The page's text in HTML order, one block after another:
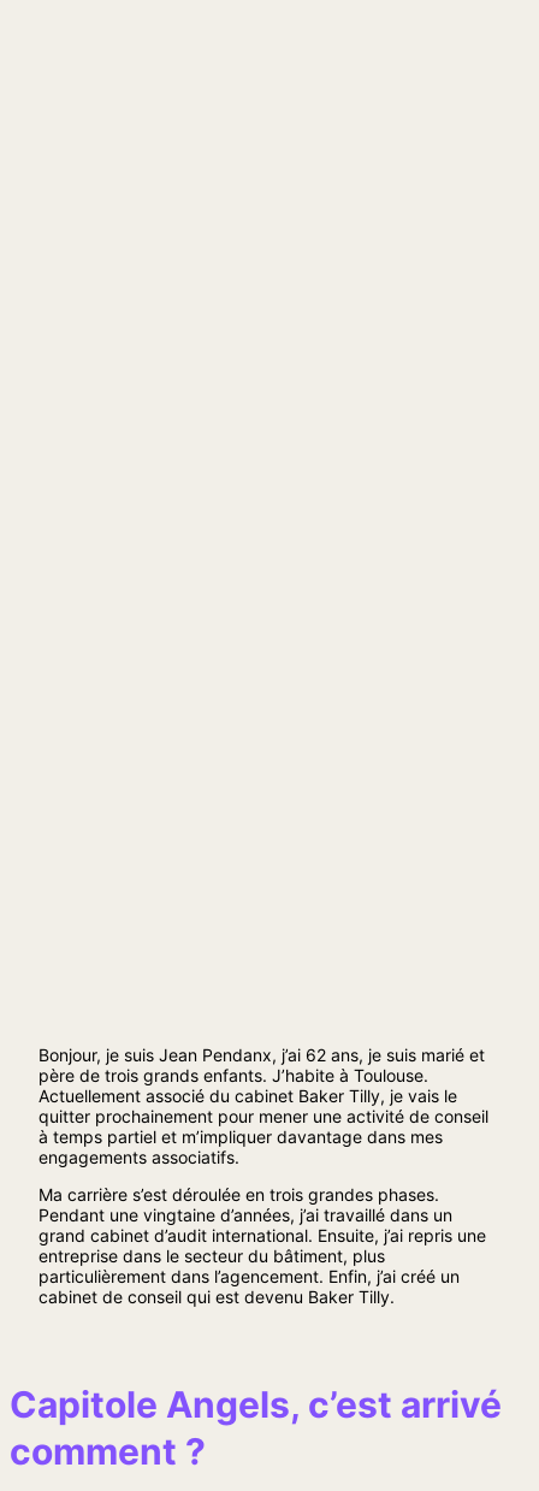
Bonjour, je suis Jean Pendanx, j’ai 62 ans, je suis marié et
père de trois grands enfants. J’habite à Toulouse.
Actuellement associé du cabinet Baker Tilly, je vais le
quitter prochainement pour mener une activité de conseil
à temps partiel et m’impliquer davantage dans mes
engagements associatifs.
Ma carrière s’est déroulée en trois grandes phases.
Pendant une vingtaine d’années, j’ai travaillé dans un
grand cabinet d’audit international. Ensuite, j’ai repris une
entreprise dans le secteur du bâtiment, plus
particulièrement dans l’agencement. Enfin, j’ai créé un
cabinet de conseil qui est devenu Baker Tilly.
Capitole Angels, c’est arrivé
comment ?